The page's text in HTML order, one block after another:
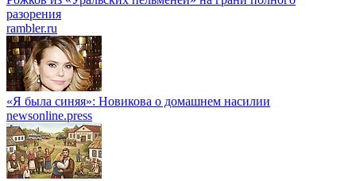
разорения
rambler.ru
«Я была синяя»: Новикова о домашнем насилии
newsonline.press